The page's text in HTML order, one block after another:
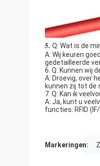
5. Q: Wat is de
A: Wij keuren
gedetailleerde
6. Q: Kunnen wij
A: Droevig, over
kunnen zij tot de
7. Q: Kan ik
A: Ja, kunt u
functies: RFID
Markeringen: